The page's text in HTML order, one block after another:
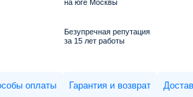
на юге Москвы
Безупречная репутация
за 15 лет работы
Способы оплаты Гарантия и возврат